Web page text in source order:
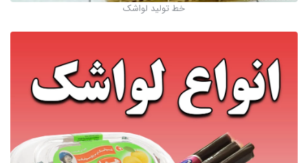
خط تولید لواشک